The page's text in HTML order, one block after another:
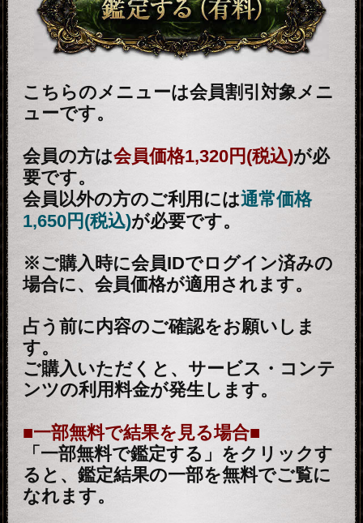
チャクラ占い｜人体覚醒＆強制成
就【運命正し現実変える神霊力】
月香
1万人絶賛【本音/現実/日付】48星
秘術で具体的中◆細密星読師 ミエ
2026年7月30月追加
露骨過ぎて地上波ギリギリ/言葉濁
さず核心直撃【愛/人生決断占】桃
萃
全方位抜かりナシ≪難悩解決≫付
け入る隙無く的中【溟白龍】地支
2026年7月23月追加
利用規約 プライバシーポリシー
お問い合わせ
特定商取引法に基づく表記